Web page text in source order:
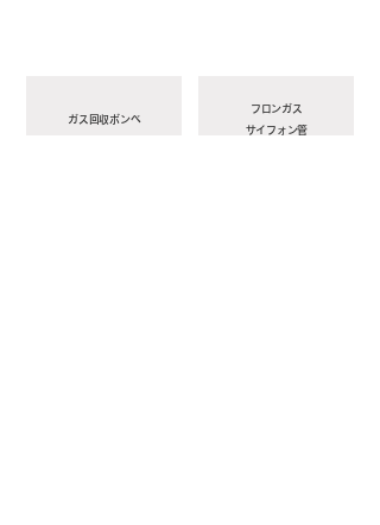
ガス回収ボンベ
フロンガス
サイフォン管